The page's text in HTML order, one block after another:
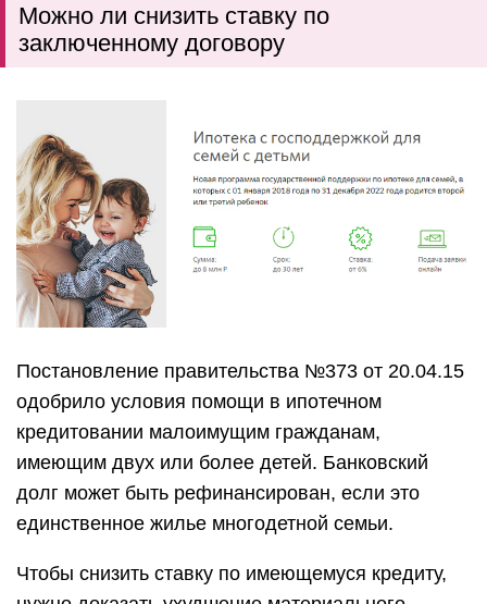
Можно ли снизить ставку по
заключенному договору
Постановление правительства №373 от 20.04.15
одобрило условия помощи в ипотечном
кредитовании малоимущим гражданам,
имеющим двух или более детей. Банковский
долг может быть рефинансирован, если это
единственное жилье многодетной семьи.
Чтобы снизить ставку по имеющемуся кредиту,